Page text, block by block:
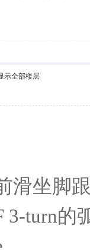
示全部楼层
滑坐脚
3-turn的